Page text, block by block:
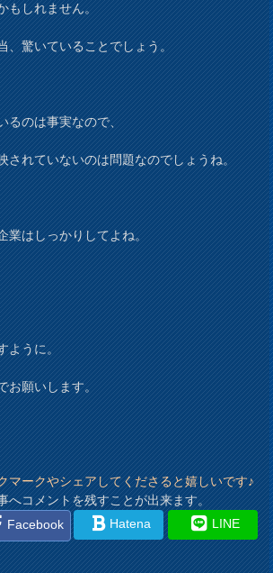
もしれません。
、驚いていることでしょう。
るのは事実なので、
されていないのは問題なのでしょうね。
業はしっかりしてよね。
ように。
お願いします。
マークやシェアしてくださると嬉しいです♪
へコメントを残すことが出来ます。
Facebook Hatena LINE